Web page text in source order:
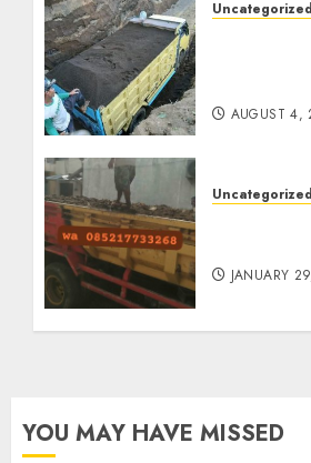
Uncategorized
AUGUST 4,
Uncategorized
JANUARY
YOU MAY HAVE MISSED